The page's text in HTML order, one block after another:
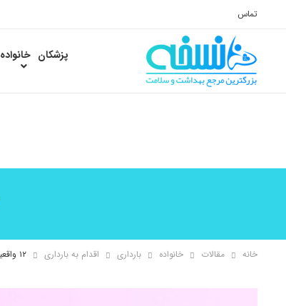
تماس
پزشکان خانواده
خانه مقالات خانواده بارداری اقدام به بارداری ۱۲ واقعیت در مورد اسپرم که در واقع اشتباه هستند